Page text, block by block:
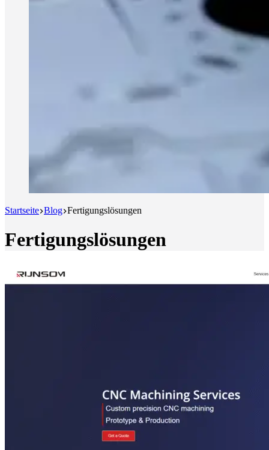
Startseite Blog Fertigungslösungen
Fertigungslösungen